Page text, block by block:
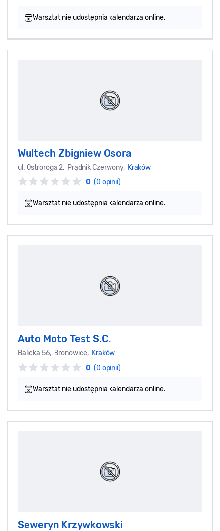
Warsztat nie udostępnia kalendarza online.
Wultech Zbigniew Osora
ul. Ostroroga 2, Prądnik Czerwony, Kraków
0 (0 opinii)
Warsztat nie udostępnia kalendarza online.
Auto Moto Test S.C.
Balicka 56, Bronowice, Kraków
0 (0 opinii)
Warsztat nie udostępnia kalendarza online.
Seweryn Krzywkowski